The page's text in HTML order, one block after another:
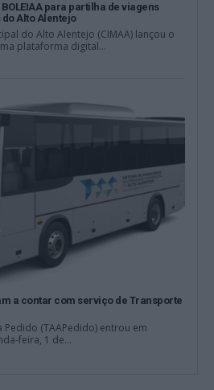
para partilha de viagens
Alto Alentejo
do Alto Alentejo (CIMAA) lançou o
plataforma digital...
a contar com serviço de Transporte
(TAAPedido) entrou em
feira, 1 de...